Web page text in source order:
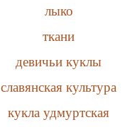
лыко
ткани
девичьи куклы
славянская культура
кукла удмуртская